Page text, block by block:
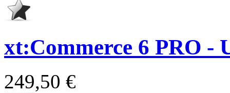
xt:Commerce 6 PRO -
249,50 €